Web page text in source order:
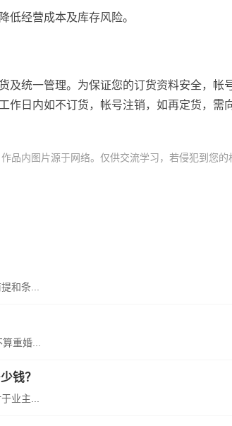
低经营成本及库存风险。
及统一管理。为保证您的订货资料安全，帐
作日内如不订货，帐号注销，如再定货，需
品内图片源于网络。仅供交流学习，若侵犯到您的
和条...
重婚...
钱？
业主...